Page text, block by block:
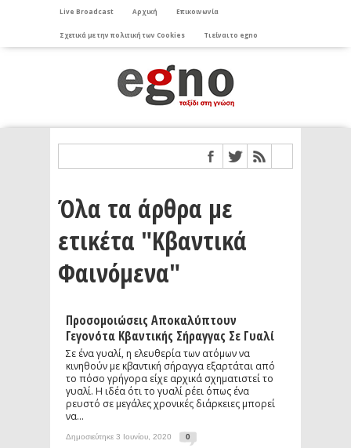
Live Broadcast Αρχική Επικοινωνία
Σχετικά με την πολιτική των Cookies Τι είναι το egno
Όλα τα άρθρα με
ετικέτα "Κβαντικά
Φαινόμενα"
Προσομοιώσεις Αποκαλύπτουν
Γεγονότα Κβαντικής Σήραγγας Σε Γυαλί
Σε ένα γυαλί, η ελευθερία των ατόμων να
κινηθούν με κβαντική σήραγγα εξαρτάται από
το πόσο γρήγορα είχε αρχικά σχηματιστεί το
γυαλί. Η ιδέα ότι το γυαλί ρέει όπως ένα
ρευστό σε μεγάλες χρονικές διάρκειες μπορεί
να...
Δημοσιεύτηκε 3 Ιουνίου, 2020 0